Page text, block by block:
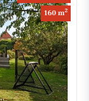
160 m2